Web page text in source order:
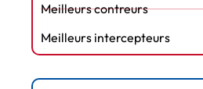
Meilleurs contreurs
Meilleurs intercepteurs